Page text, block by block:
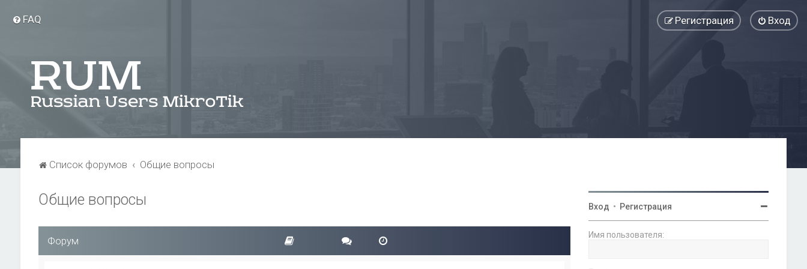
FAQ Вход
Регистрация
Список форумов Общие вопросы
Общие вопросы
Форум
Вход • Регистрация
Имя пользователя: